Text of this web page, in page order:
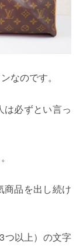
なのです。
は必ずとい言っ
商品を出し続け
つ以上）の文字